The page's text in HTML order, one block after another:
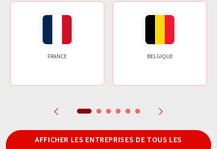
FRANCE BELGIQUE
AFFICHER LES ENTREPRISES DE TOUS LES